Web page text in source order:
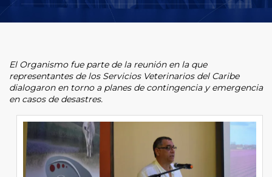
El Organismo fue parte de la reunión en la que
representantes de los Servicios Veterinarios del Caribe
dialogaron en torno a planes de contingencia y emergencia
en casos de desastres.